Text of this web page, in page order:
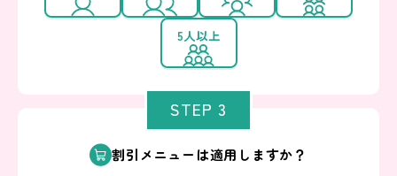
5人以上
STEP 3
割引メニューは適用しますか？